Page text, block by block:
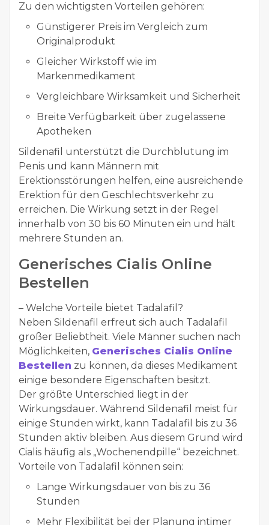
Zu den wichtigsten Vorteilen gehören:
Günstigerer Preis im Vergleich zum
Originalprodukt
Gleicher Wirkstoff wie im
Markenmedikament
Vergleichbare Wirksamkeit und Sicherheit
Breite Verfügbarkeit über zugelassene
Apotheken
Sildenafil unterstützt die Durchblutung im
Penis und kann Männern mit
Erektionsstörungen helfen, eine ausreichende
Erektion für den Geschlechtsverkehr zu
erreichen. Die Wirkung setzt in der Regel
innerhalb von 30 bis 60 Minuten ein und hält
mehrere Stunden an.
Generisches Cialis Online
Bestellen
– Welche Vorteile bietet Tadalafil?
Neben Sildenafil erfreut sich auch Tadalafil
großer Beliebtheit. Viele Männer suchen nach
Möglichkeiten, Generisches Cialis Online
Bestellen zu können, da dieses Medikament
einige besondere Eigenschaften besitzt.
Der größte Unterschied liegt in der
Wirkungsdauer. Während Sildenafil meist für
einige Stunden wirkt, kann Tadalafil bis zu 36
Stunden aktiv bleiben. Aus diesem Grund wird
Cialis häufig als „Wochenendpille“ bezeichnet.
Vorteile von Tadalafil können sein:
Lange Wirkungsdauer von bis zu 36
Stunden
Mehr Flexibilität bei der Planung intimer